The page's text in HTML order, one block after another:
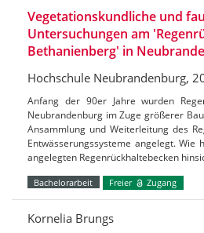
Vegetationskundliche und
Untersuchungen am
Bethanienberg' in
Hochschule Neubrandenburg,
Anfang der 90er Jahre wurden
Neubrandenburg im Zuge größerer
Ansammlung und Weiterleitung des
Entwässerungssysteme angelegt. Wie
angelegten Regenrückhaltebecken
Bachelorarbeit Freier Zugang
Kornelia Brungs